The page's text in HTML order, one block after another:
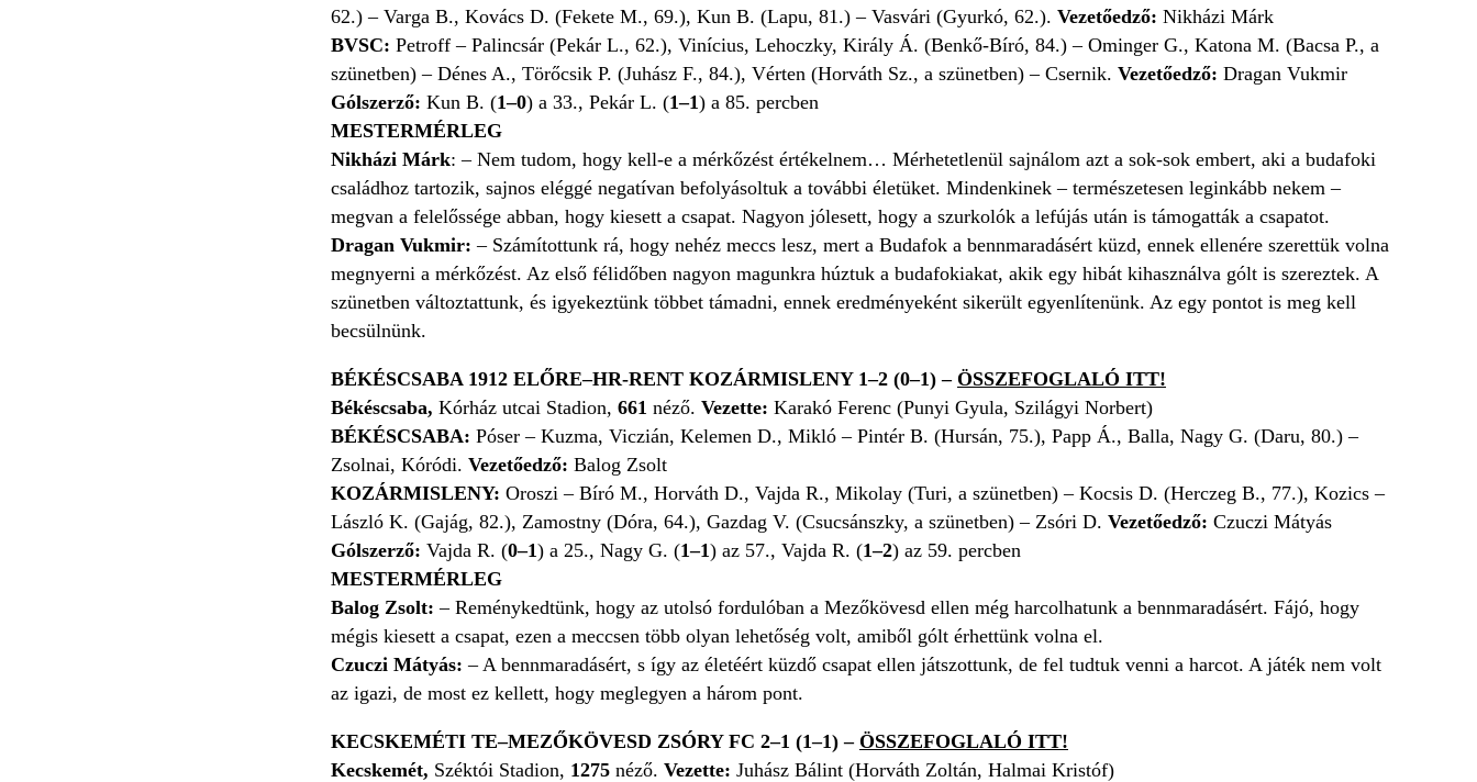
62.) – Varga B., Kovács D. (Fekete M., 69.), Kun B. (Lapu, 81.) – Vasvári (Gyurkó, 62.). Vezetőedző: Nikházi Márk
BVSC: Petroff – Palincsár (Pekár L., 62.), Vinícius, Lehoczky, Király Á. (Benkő-Bíró, 84.) – Ominger G., Katona M. (Bacsa P., a
szünetben) – Dénes A., Törőcsik P. (Juhász F., 84.), Vérten (Horváth Sz., a szünetben) – Csernik. Vezetőedző: Dragan Vukmir
Gólszerző: Kun B. (1–0) a 33., Pekár L. (1–1) a 85. percben
MESTERMÉRLEG
Nikházi Márk: – Nem tudom, hogy kell-e a mérkőzést értékelnem… Mérhetetlenül sajnálom azt a sok-sok embert, aki a budafoki
családhoz tartozik, sajnos eléggé negatívan befolyásoltuk a további életüket. Mindenkinek – természetesen leginkább nekem –
megvan a felelőssége abban, hogy kiesett a csapat. Nagyon jólesett, hogy a szurkolók a lefújás után is támogatták a csapatot.
Dragan Vukmir: – Számítottunk rá, hogy nehéz meccs lesz, mert a Budafok a bennmaradásért küzd, ennek ellenére szerettük volna
megnyerni a mérkőzést. Az első félidőben nagyon magunkra húztuk a budafokiakat, akik egy hibát kihasználva gólt is szereztek. A
szünetben változtattunk, és igyekeztünk többet támadni, ennek eredményeként sikerült egyenlítenünk. Az egy pontot is meg kell
becsülnünk.
BÉKÉSCSABA 1912 ELŐRE–HR-RENT KOZÁRMISLENY 1–2 (0–1) – ÖSSZEFOGLALÓ ITT!
Békéscsaba, Kórház utcai Stadion, 661 néző. Vezette: Karakó Ferenc (Punyi Gyula, Szilágyi Norbert)
BÉKÉSCSABA: Póser – Kuzma, Viczián, Kelemen D., Mikló – Pintér B. (Hursán, 75.), Papp Á., Balla, Nagy G. (Daru, 80.) –
Zsolnai, Kóródi. Vezetőedző: Balog Zsolt
KOZÁRMISLENY: Oroszi – Bíró M., Horváth D., Vajda R., Mikolay (Turi, a szünetben) – Kocsis D. (Herczeg B., 77.), Kozics –
László K. (Gajág, 82.), Zamostny (Dóra, 64.), Gazdag V. (Csucsánszky, a szünetben) – Zsóri D. Vezetőedző: Czuczi Mátyás
Gólszerző: Vajda R. (0–1) a 25., Nagy G. (1–1) az 57., Vajda R. (1–2) az 59. percben
MESTERMÉRLEG
Balog Zsolt: – Reménykedtünk, hogy az utolsó fordulóban a Mezőkövesd ellen még harcolhatunk a bennmaradásért. Fájó, hogy
mégis kiesett a csapat, ezen a meccsen több olyan lehetőség volt, amiből gólt érhettünk volna el.
Czuczi Mátyás: – A bennmaradásért, s így az életéért küzdő csapat ellen játszottunk, de fel tudtuk venni a harcot. A játék nem volt
az igazi, de most ez kellett, hogy meglegyen a három pont.
KECSKEMÉTI TE–MEZŐKÖVESD ZSÓRY FC 2–1 (1–1)– ÖSSZEFOGLALÓ ITT!
Kecskemét, Széktói Stadion, 1275 néző. Vezette: Juhász Bálint (Horváth Zoltán, Halmai Kristóf)